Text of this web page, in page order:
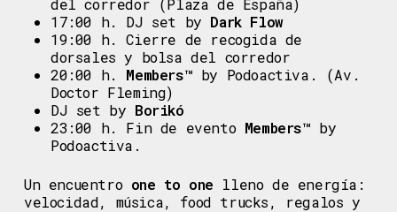
del corredor (Plaza de España)
17:00 h. DJ set by Dark Flow
19:00 h. Cierre de recogida de
dorsales y bolsa del corredor
20:00 h. Members™ by Podoactiva. (Av.
Doctor Fleming)
DJ set by Borikó
23:00 h. Fin de evento Members™ by
Podoactiva.
Un encuentro one to one lleno de energía:
velocidad, música, food trucks, regalos y